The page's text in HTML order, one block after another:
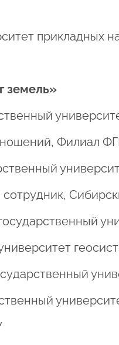
прикладных
земель»
Филиал